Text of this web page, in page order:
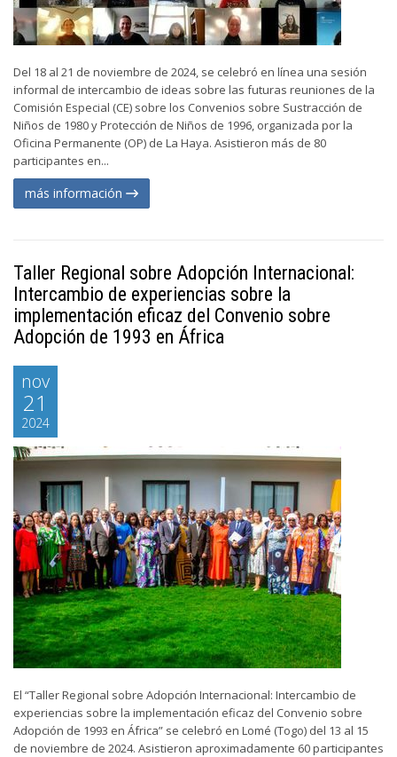
Del 18 al 21 de noviembre de 2024, se celebró en línea una sesión
informal de intercambio de ideas sobre las futuras reuniones de la
Comisión Especial (CE) sobre los Convenios sobre Sustracción de
Niños de 1980 y Protección de Niños de 1996, organizada por la
Oficina Permanente (OP) de La Haya. Asistieron más de 80
participantes en...
más información
Taller Regional sobre Adopción Internacional:
Intercambio de experiencias sobre la
implementación eficaz del Convenio sobre
Adopción de 1993 en África
nov
21
2024
El “Taller Regional sobre Adopción Internacional: Intercambio de
experiencias sobre la implementación eficaz del Convenio sobre
Adopción de 1993 en África” se celebró en Lomé (Togo) del 13 al 15
de noviembre de 2024. Asistieron aproximadamente 60 participantes